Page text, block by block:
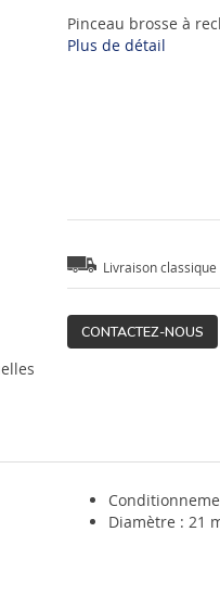
Pinceau brosse à
Plus de détail
Livraison classique
CONTACTEZ-NOUS
Diamètre : 21